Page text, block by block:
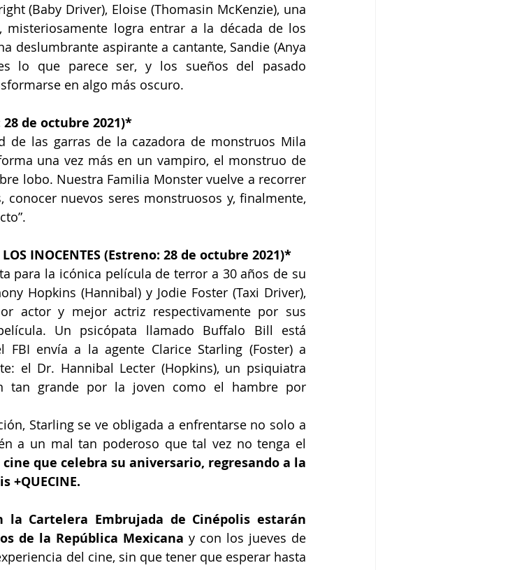
(Baby Driver), Eloise (Thomasin McKenzie), una
misteriosamente logra entrar a la década de los
deslumbrante aspirante a cantante, Sandie (Anya
lo que parece ser, y los sueños del pasado
en algo más oscuro.
28 de octubre 2021)*
de las garras de la cazadora de monstruos Mila
una vez más en un vampiro, el monstruo de
lobo. Nuestra Familia Monster vuelve a recorrer
nuevos seres monstruosos y, finalmente,
LOS INOCENTES (Estreno: 28 de octubre 2021)*
para la icónica película de terror a 30 años de su
Hopkins (Hannibal) y Jodie Foster (Taxi Driver),
actor y mejor actriz respectivamente por sus
Un psicópata llamado Buffalo Bill está
envía a la agente Clarice Starling (Foster) a
el Dr. Hannibal Lecter (Hopkins), un psiquiatra
tan grande por la joven como el hambre por
Starling se ve obligada a enfrentarse no solo a
a un mal tan poderoso que tal vez no tenga el
que celebra su aniversario, regresando a la
+QUECINE.
Cartelera Embrujada de Cinépolis estarán
de la República Mexicana y con los jueves de
del cine, sin que tener que esperar hasta